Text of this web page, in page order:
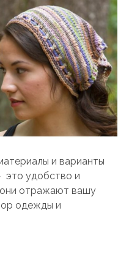
и варианты
это удобство и
они отражают вашу
одежды и